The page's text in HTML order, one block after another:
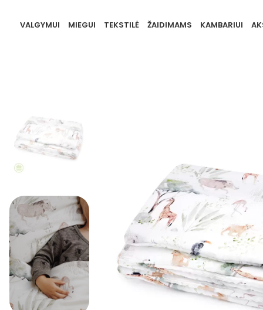
VALGYMUI MIEGUI TEKSTILĖ ŽAIDIMAMS KAMBARIUI